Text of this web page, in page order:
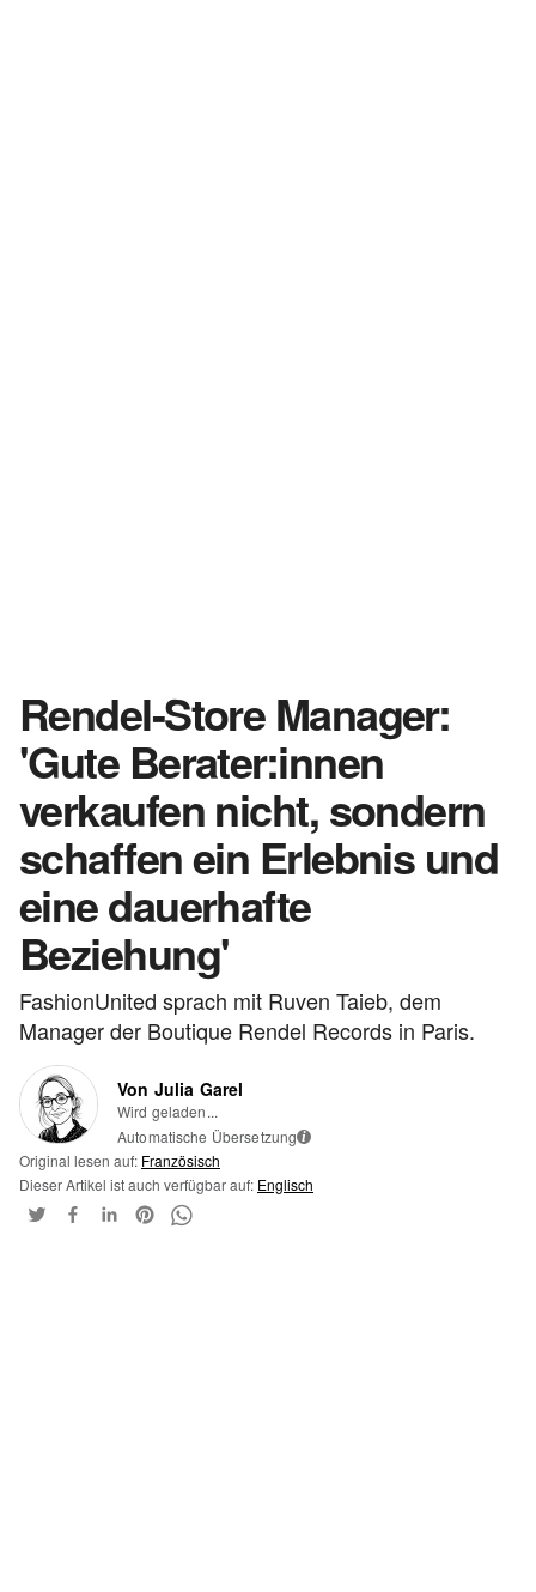
Rendel-Store Manager:
'Gute Berater:innen
verkaufen nicht, sondern
schaffen ein Erlebnis und
eine dauerhafte
Beziehung'
FashionUnited sprach mit Ruven Taieb, dem
Manager der Boutique Rendel Records in Paris.
Von Julia Garel
Wird geladen...
Automatische Übersetzung i
Original lesen auf: Französisch
Dieser Artikel ist auch verfügbar auf: Englisch